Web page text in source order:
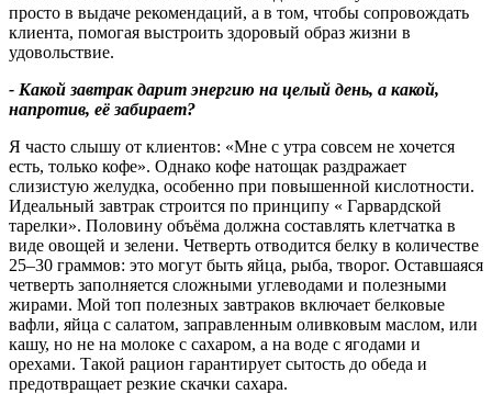
просто в выдаче рекомендаций, а в том, чтобы сопровождать
клиента, помогая выстроить здоровый образ жизни в
удовольствие.
- Какой завтрак дарит энергию на целый день, а какой,
напротив, её забирает?
Я часто слышу от клиентов: «Мне с утра совсем не хочется
есть, только кофе». Однако кофе натощак раздражает
слизистую желудка, особенно при повышенной кислотности.
Идеальный завтрак строится по принципу « Гарвардской
тарелки». Половину объёма должна составлять клетчатка в
виде овощей и зелени. Четверть отводится белку в количестве
25–30 граммов: это могут быть яйца, рыба, творог. Оставшаяся
четверть заполняется сложными углеводами и полезными
жирами. Мой топ полезных завтраков включает белковые
вафли, яйца с салатом, заправленным оливковым маслом, или
кашу, но не на молоке с сахаром, а на воде с ягодами и
орехами. Такой рацион гарантирует сытость до обеда и
предотвращает резкие скачки сахара.